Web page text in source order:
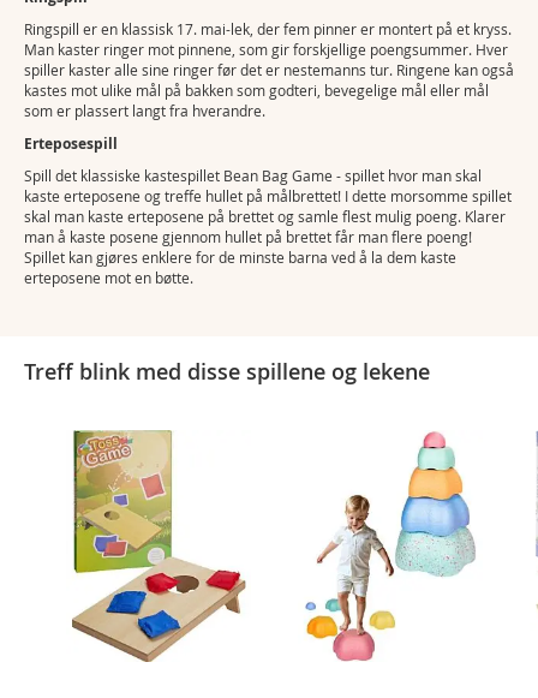
Ringspill er en klassisk 17. mai-lek, der fem pinner er montert på et kryss.
Man kaster ringer mot pinnene, som gir forskjellige poengsummer. Hver
spiller kaster alle sine ringer før det er nestemanns tur. Ringene kan også
kastes mot ulike mål på bakken som godteri, bevegelige mål eller mål
som er plassert langt fra hverandre.
Erteposespill
Spill det klassiske kastespillet Bean Bag Game - spillet hvor man skal
kaste erteposene og treffe hullet på målbrettet! I dette morsomme spillet
skal man kaste erteposene på brettet og samle flest mulig poeng. Klarer
man å kaste posene gjennom hullet på brettet får man flere poeng!
Spillet kan gjøres enklere for de minste barna ved å la dem kaste
erteposene mot en bøtte.
Treff blink med disse spillene og lekene